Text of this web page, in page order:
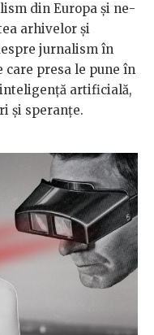
din Europa și ne-
arhivelor și
jurnalism în
presa le pune în
artificială,
și speranțe.